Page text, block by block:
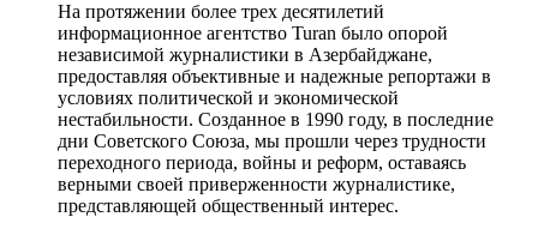
На протяжении более трех десятилетий
информационное агентство Turan было опорой
независимой журналистики в Азербайджане,
предоставляя объективные и надежные репортажи в
условиях политической и экономической
нестабильности. Созданное в 1990 году, в последние
дни Советского Союза, мы прошли через трудности
переходного периода, войны и реформ, оставаясь
верными своей приверженности журналистике,
представляющей общественный интерес.